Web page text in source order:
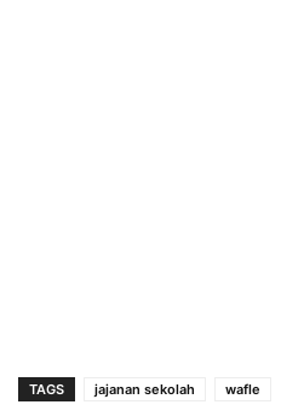
TAGS jajanan sekolah wafle